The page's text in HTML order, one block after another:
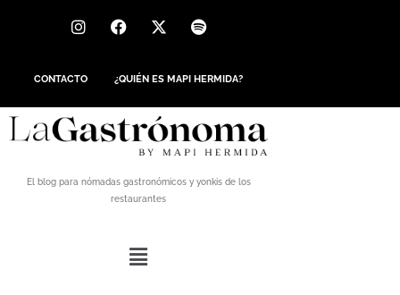
CONTACTO ¿QUIÉN ES MAPI HERMIDA?
El blog para nómadas gastronómicos y yonkis de los
restaurantes